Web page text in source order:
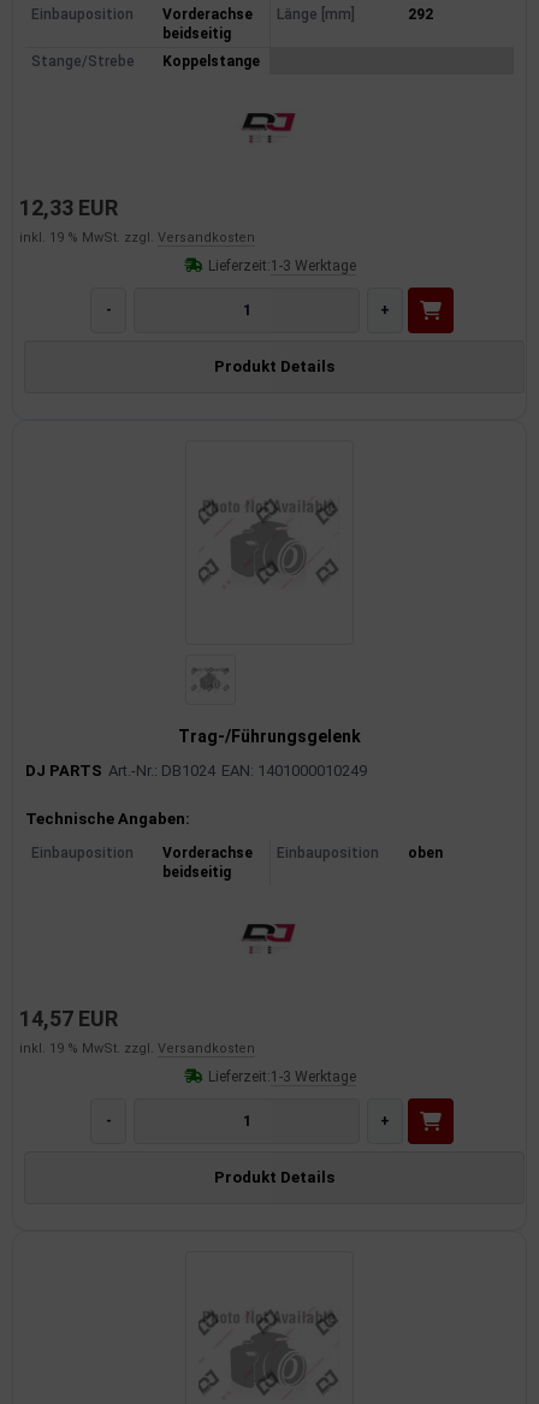
Einbauposition
Vorderachse
beidseitig
Länge [mm] 292
Stange/Strebe Koppelstange
12,33 EUR
inkl. 19 % MwSt. zzgl. Versandkosten
Lieferzeit:1-3 Werktage
- +
Produkt Details
Trag-/Führungsgelenk
DJ PARTS Art.-Nr.: DB1024 EAN: 1401000010249
Produktinformationen
Technische Angaben:
Einbauposition
Vorderachse
beidseitig
Einbauposition oben
14,57 EUR
inkl. 19 % MwSt. zzgl. Versandkosten
Lieferzeit:1-3 Werktage
- +
Produkt Details